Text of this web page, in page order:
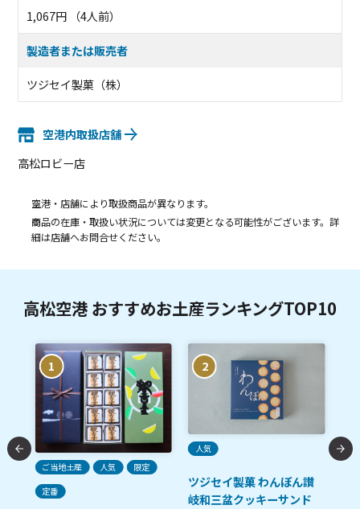
1,067円 （4人前）
製造者または販売者
ツジセイ製菓（株）
空港内取扱店舗
高松ロビー店
空港・店舗により取扱商品が異なります。
商品の在庫・取扱い状況については変更となる可能性がございます。詳
細は店舗へお問合せください。
高松空港 おすすめお土産ランキングTOP10
1
ご当地土産 人気
限定
定番
2
人気
ツジセイ製菓 わんぼん讃
岐和三盆クッキーサンド